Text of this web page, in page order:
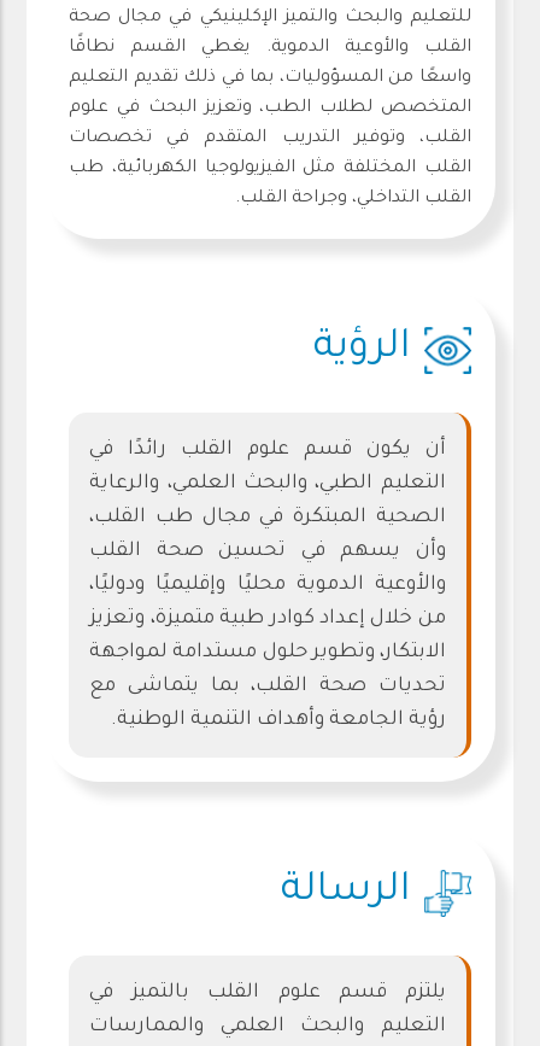
للتعليم والبحث والتميز الإكلينيكي في مجال صحة
القلب والأوعية الدموية. يغطي القسم نطاقًا
واسعًا من المسؤوليات، بما في ذلك تقديم التعليم
المتخصص لطلاب الطب، وتعزيز البحث في علوم
القلب، وتوفير التدريب المتقدم في تخصصات
القلب المختلفة مثل الفيزيولوجيا الكهربائية، طب
القلب التداخلي، وجراحة القلب.
الرؤية
أن يكون قسم علوم القلب رائدًا في
التعليم الطبي، والبحث العلمي، والرعاية
الصحية المبتكرة في مجال طب القلب،
وأن يسهم في تحسين صحة القلب
والأوعية الدموية محليًا وإقليميًا ودوليًا،
من خلال إعداد كوادر طبية متميزة، وتعزيز
الابتكار، وتطوير حلول مستدامة لمواجهة
تحديات صحة القلب، بما يتماشى مع
رؤية الجامعة وأهداف التنمية الوطنية.
الرسالة
يلتزم قسم علوم القلب بالتميز في
التعليم والبحث العلمي والممارسات